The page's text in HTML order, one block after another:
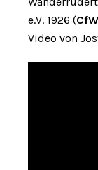
e.V. 1926 (
Video von